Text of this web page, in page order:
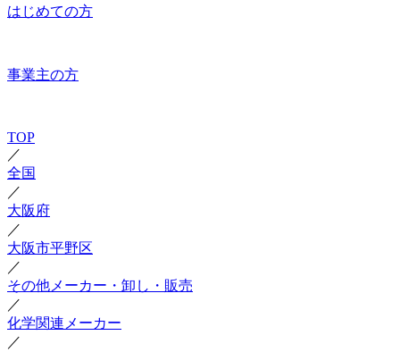
はじめての方
事業主の方
TOP
／
全国
／
大阪府
／
大阪市平野区
／
その他メーカー・卸し・販売
／
化学関連メーカー
／